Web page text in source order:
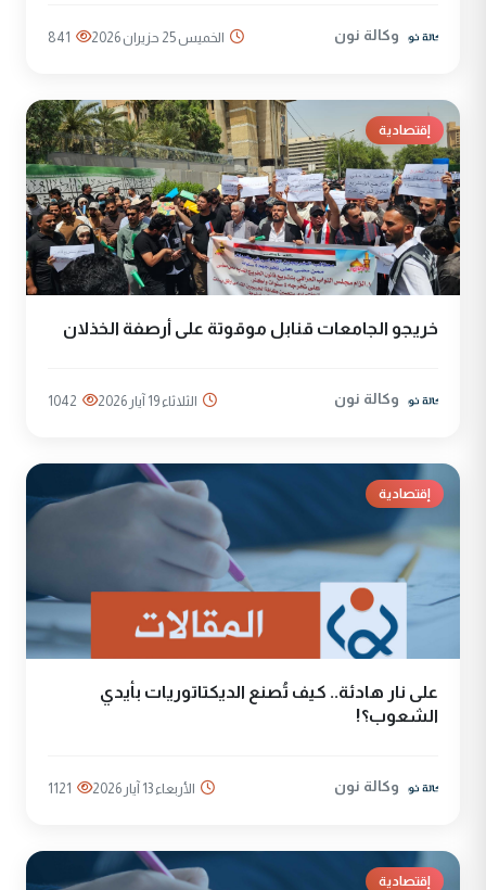
وكالة نون الخميس 25 حزيران 2026 841
إقتصادية
خريجو الجامعات قنابل موقوتة على أرصفة الخذلان
وكالة نون الثلاثاء 19 آيار 2026 1042
إقتصادية
على نار هادئة.. كيف تُصنع الديكتاتوريات بأيدي
الشعوب؟!
وكالة نون الأربعاء 13 آيار 2026 1121
إقتصادية